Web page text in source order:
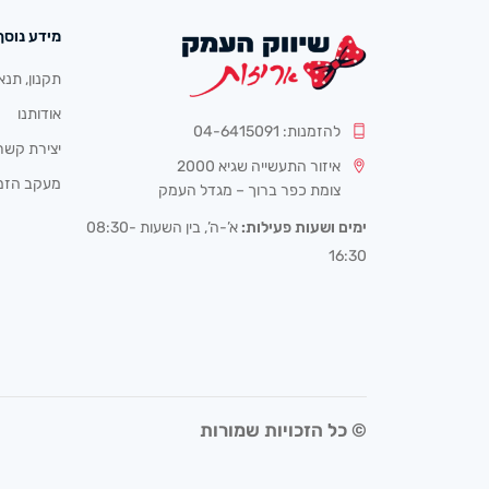
להזמנות: 04-6415091
איזור התעשייה שגיא 2000
צומת כפר ברוך – מגדל העמק
ימים ושעות פעילות:
א’-ה’, בין השעות 08:30-
16:30
מידע
תקנון,
אודותנו
יצירת
מעקב
© כל הזכויות שמורות